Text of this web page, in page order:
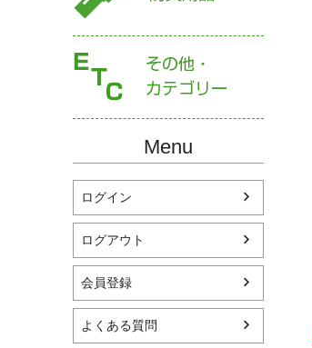
Menu
ログイン
ログアウト
会員登録
よくある質問